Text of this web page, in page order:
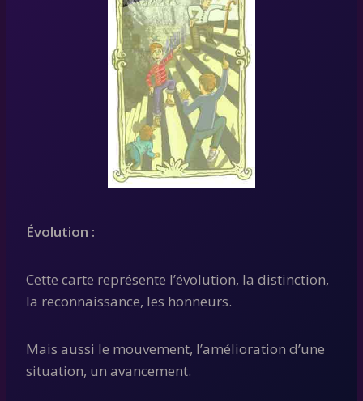
Évolution :
Cette carte représente l’évolution, la distinction,
la reconnaissance, les honneurs.
Mais aussi le mouvement, l’amélioration d’une
situation, un avancement.